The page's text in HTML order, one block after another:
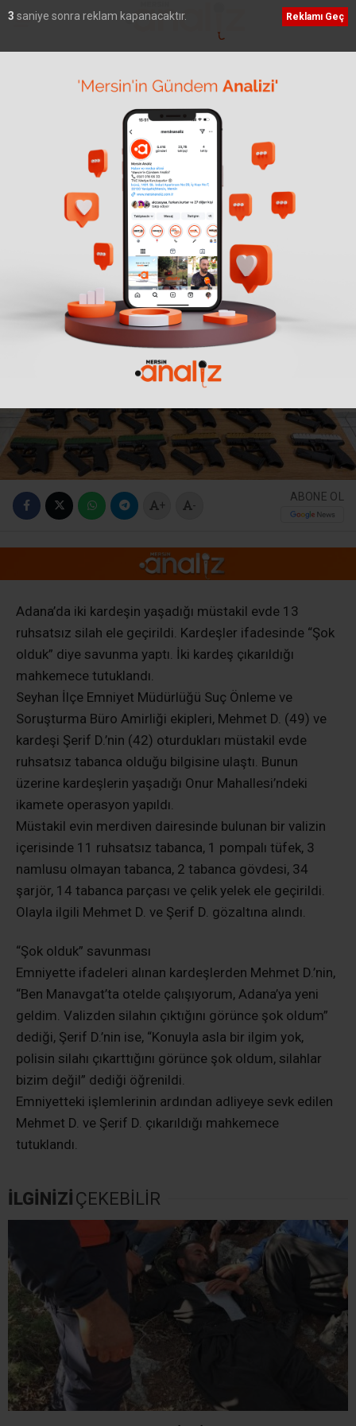
Adana
Evlerinde cephanelik çıktı,
“Şok olduk” diye savunma
yaptılar
Giriş: 15-01-2025 16:52
+ -
ABONE OL
Adana’da iki kardeşin yaşadığı müstakil evde 13
ruhsatsız silah ele geçirildi. Kardeşler ifadesinde “Şok
olduk” diye savunma yaptı. İki kardeş çıkarıldığı
mahkemece tutuklandı.
Seyhan İlçe Emniyet Müdürlüğü Suç Önleme ve
Soruşturma Büro Amirliği ekipleri, Mehmet D. (49) ve
kardeşi Şerif D.’nin (42) oturdukları müstakil evde
ruhsatsız tabanca olduğu bilgisine ulaştı. Bunun
üzerine kardeşlerin yaşadığı Onur Mahallesi’ndeki
ikamete operasyon yapıldı.
Müstakil evin merdiven dairesinde bulunan bir valizin
içerisinde 11 ruhsatsız tabanca, 1 pompalı tüfek, 3
namlusu olmayan tabanca, 2 tabanca gövdesi, 34
şarjör, 14 tabanca parçası ve çelik yelek ele geçirildi.
Olayla ilgili Mehmet D. ve Şerif D. gözaltına alındı.
“Şok olduk” savunması
Emniyette ifadeleri alınan kardeşlerden Mehmet D.’nin,
“Ben Manavgat’ta otelde çalışıyorum, Adana’ya yeni
geldim. Valizden silahın çıktığını görünce şok oldum”
dediği, Şerif D.’nin ise, “Konuyla asla bir ilgim yok,
polisin silahı çıkarttığını görünce şok oldum, silahlar
bizim değil” dediği öğrenildi.
Emniyetteki işlemlerinin ardından adliyeye sevk edilen
Mehmet D. ve Şerif D. çıkarıldığı mahkemece
tutuklandı.
İLGİNİZİ ÇEKEBİLİR
2 saniye sonra reklam kapanacaktır. Reklamı Geç